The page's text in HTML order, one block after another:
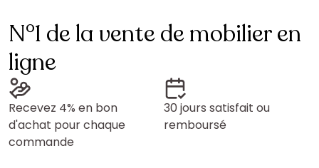
N°1 de la vente de mobilier en
ligne
Recevez 4% en bon
d'achat pour chaque
commande
30 jours satisfait ou
remboursé